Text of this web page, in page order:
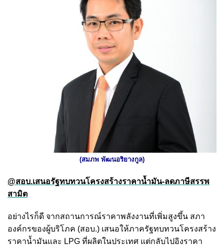
(สมภพ พัฒนอริยางกูล)
@สอบ.เสนอรัฐทบทวนโครงสร้างราคาน้ำมัน-ลดภาษีสรรพ
สามิต
อย่างไรก็ดี จากสถานการณ์ราคาพลังงานที่เพิ่มสูงขึ้น สภา
องค์กรของผู้บริโภค (สอบ.) เสนอให้ภาครัฐทบทวนโครงสร้าง
ราคาน้ำมันและ LPG ที่ผลิตในประเทศ แต่กลับไปอิงราคา